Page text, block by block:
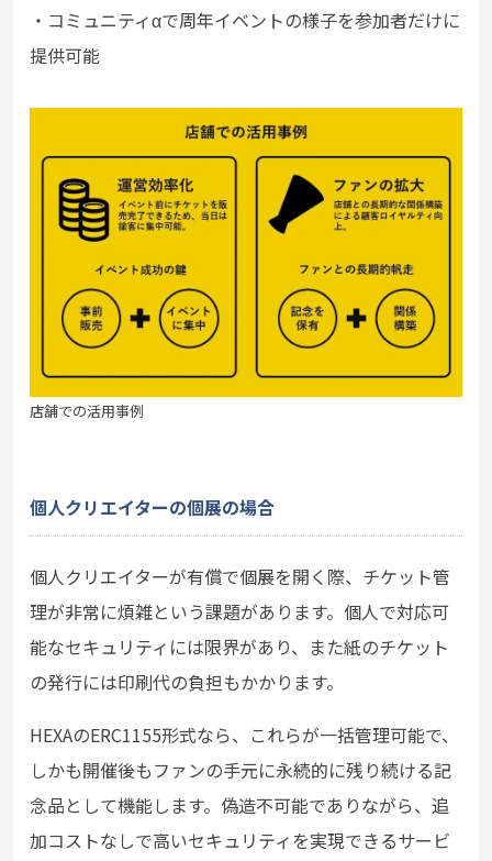
・ コミュニティαで周年イベントの様子を参加者だけに
提供可能
店舗での活用事例
個人クリエイターの個展の場合
個人クリエイターが有償で個展を開く際、チケット管
理が非常に煩雑という課題があります。個人で対応可
能なセキュリティには限界があり、また紙のチケット
の発行には印刷代の負担もかかります。
HEXAのERC1155形式なら、これらが一括管理可能で、
しかも開催後もファンの手元に永続的に残り続ける記
念品として機能します。偽造不可能でありながら、追
加コストなしで高いセキュリティを実現できるサービ